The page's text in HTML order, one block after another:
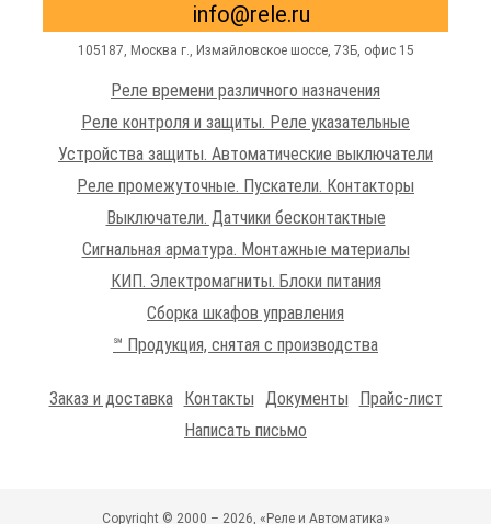
info@rele.ru
105187, Москва г., Измайловское шоссе, 73Б, офис 15
Реле времени различного назначения
Реле контроля и защиты. Реле указательные
Устройства защиты. Автоматические выключатели
Реле промежуточные. Пускатели. Контакторы
Выключатели. Датчики бесконтактные
Сигнальная арматура. Монтажные материалы
КИП. Электромагниты. Блоки питания
Сборка шкафов управления
℠ Продукция, снятая с производства
Заказ и доставка Контакты Документы
Прайс-лист
Написать письмо
Copyright © 2000 – 2026, «Реле и Автоматика»